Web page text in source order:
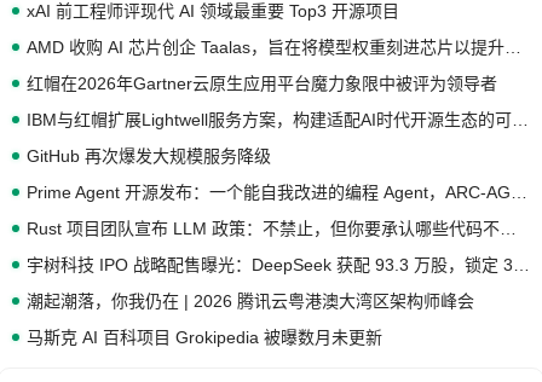
xAI 前工程师评现代 AI 领域最重要 Top3 开源项目
红帽在2026年Gartner云原生应用平台魔力象限中被评为领导者
GitHub 再次爆发大规模服务降级
潮起潮落，你我仍在 | 2026 腾讯云粤港澳大湾区架构师峰会
马斯克 AI 百科项目 Grokipedia 被曝数月未更新